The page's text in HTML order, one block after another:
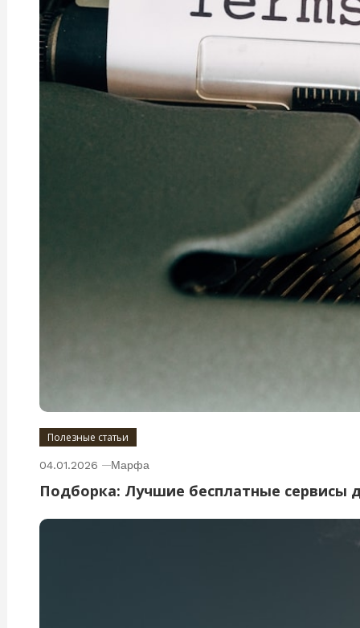
Полезные статьи
04.01.2026 Марфа
Подборка: Лучшие бесплатные сервисы